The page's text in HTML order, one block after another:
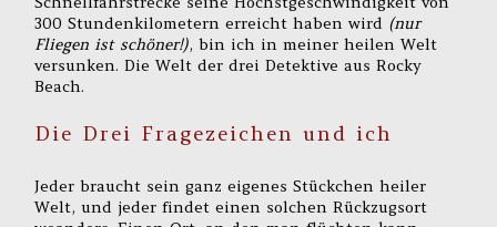
300 Stundenkilometern erreicht haben wird (nur
Fliegen ist schöner!), bin ich in meiner heilen Welt
versunken. Die Welt der drei Detektive aus Rocky
Beach.
Die Drei Fragezeichen und ich
Jeder braucht sein ganz eigenes Stückchen heiler
Welt, und jeder findet einen solchen Rückzugsort